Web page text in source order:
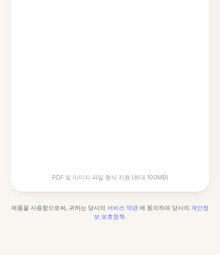
PDF 및 이미지 파일 형식 지원 (최대 100MB)
제품을 사용함으로써, 귀하는 당사의 서비스 약관 에 동의하며 당사의 개인정
보 보호정책.